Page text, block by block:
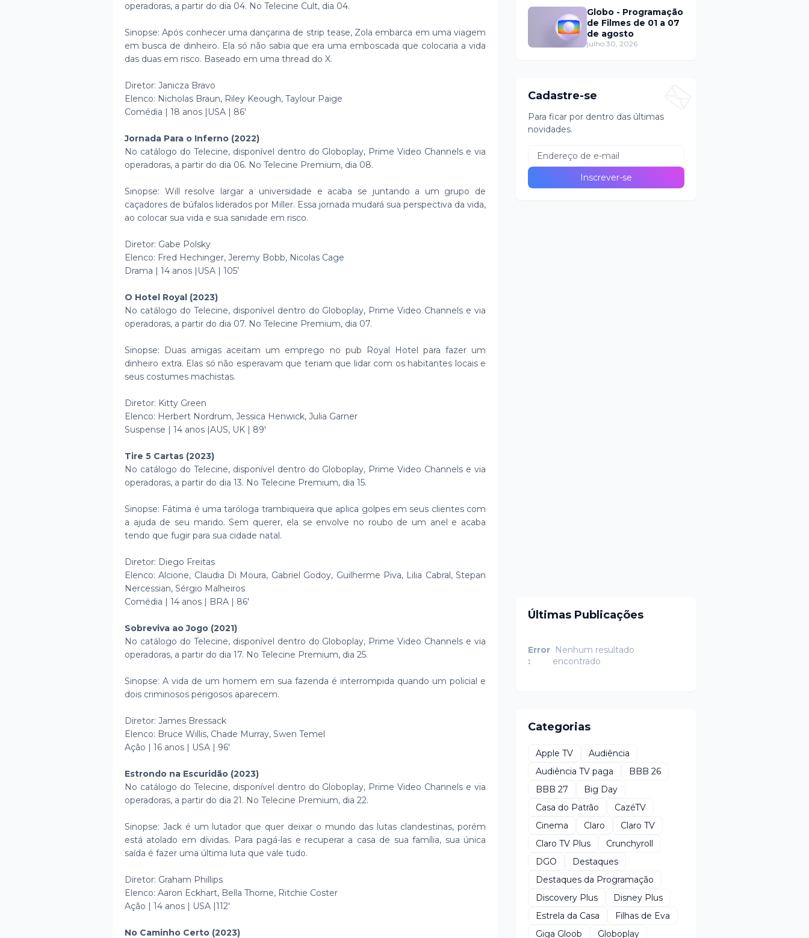
operadoras, a partir do dia 04. No Telecine Cult, dia 04.
Sinopse: Após conhecer uma dançarina de strip tease, Zola embarca em uma viagem
em busca de dinheiro. Ela só não sabia que era uma emboscada que colocaria a vida
das duas em risco. Baseado em uma thread do X.
Diretor: Janicza Bravo
Elenco: Nicholas Braun, Riley Keough, Taylour Paige
Comédia | 18 anos |USA | 86'
Jornada Para o Inferno (2022)
No catálogo do Telecine, disponível dentro do Globoplay, Prime Video Channels e via
operadoras, a partir do dia 06. No Telecine Premium, dia 08.
Sinopse: Will resolve largar a universidade e acaba se juntando a um grupo de
caçadores de búfalos liderados por Miller. Essa jornada mudará sua perspectiva da vida,
ao colocar sua vida e sua sanidade em risco.
Diretor: Gabe Polsky
Elenco: Fred Hechinger, Jeremy Bobb, Nicolas Cage
Drama | 14 anos |USA | 105’
O Hotel Royal (2023)
No catálogo do Telecine, disponível dentro do Globoplay, Prime Video Channels e via
operadoras, a partir do dia 07. No Telecine Premium, dia 07.
Sinopse: Duas amigas aceitam um emprego no pub Royal Hotel para fazer um
dinheiro extra. Elas só não esperavam que teriam que lidar com os habitantes locais e
seus costumes machistas.
Diretor: Kitty Green
Elenco: Herbert Nordrum, Jessica Henwick, Julia Garner
Suspense | 14 anos |AUS, UK | 89'
Tire 5 Cartas (2023)
No catálogo do Telecine, disponível dentro do Globoplay, Prime Video Channels e via
operadoras, a partir do dia 13. No Telecine Premium, dia 15.
Sinopse: Fátima é uma taróloga trambiqueira que aplica golpes em seus clientes com
a ajuda de seu marido. Sem querer, ela se envolve no roubo de um anel e acaba
tendo que fugir para sua cidade natal.
Diretor: Diego Freitas
Elenco: Alcione, Claudia Di Moura, Gabriel Godoy, Guilherme Piva, Lilia Cabral, Stepan
Nercessian, Sérgio Malheiros
Comédia | 14 anos | BRA | 86'
Sobreviva ao Jogo (2021)
No catálogo do Telecine, disponível dentro do Globoplay, Prime Video Channels e via
operadoras, a partir do dia 17. No Telecine Premium, dia 25.
Sinopse: A vida de um homem em sua fazenda é interrompida quando um policial e
dois criminosos perigosos aparecem.
Diretor: James Bressack
Elenco: Bruce Willis, Chade Murray, Swen Temel
Ação | 16 anos | USA | 96'
Estrondo na Escuridão (2023)
No catálogo do Telecine, disponível dentro do Globoplay, Prime Video Channels e via
operadoras, a partir do dia 21. No Telecine Premium, dia 22.
Sinopse: Jack é um lutador que quer deixar o mundo das lutas clandestinas, porém
está atolado em dívidas. Para pagá-las e recuperar a casa de sua família, sua única
saída é fazer uma última luta que vale tudo.
Diretor: Graham Phillips
Elenco: Aaron Eckhart, Bella Thorne, Ritchie Coster
Ação | 14 anos | USA |112'
No Caminho Certo (2023)
nos relacionamentos
Globo - Programação
de Filmes de 01 a 07
de agosto
julho 30, 2026
Cadastre-se
Para ficar por dentro das últimas
novidades.
Últimas Publicações
Error
:
Nenhum resultado
encontrado
Categorias
Apple TV
Audiência
Audiência TV paga
BBB 26
BBB 27
Big Day
Casa do Patrão
CazéTV
Cinema
Claro
Claro TV
Claro TV Plus
Crunchyroll
DGO
Destaques
Destaques da Programação
Discovery Plus
Disney Plus
Estrela da Casa
Filhas de Eva
Giga Gloob
Globoplay